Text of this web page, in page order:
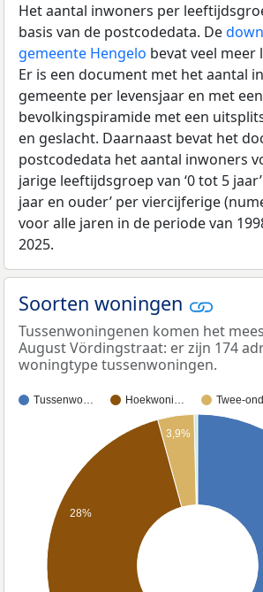
Het aantal inwoners per
basis van de postcodedata. De
gemeente Hengelo bevat veel meer
Er is een document met het aantal
gemeente per levensjaar en met een
bevolkingspiramide met een
en geslacht. Daarnaast bevat het
postcodedata het aantal inwoners
jarige leeftijdsgroep van ‘0 tot 5
jaar en ouder’ per viercijferige
voor alle jaren in de periode van
2025.
Soorten woningen
Tussenwoningenen komen het
August Vördingstraat: er zijn 174
woningtype tussenwoningen.
Tussenwo… Hoekwoni… Twee-
3,9%
28%